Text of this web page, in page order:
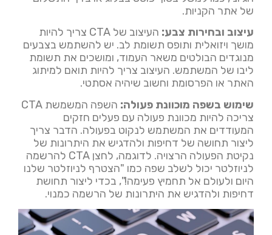
של אתר הקניות.
עיצוב ובחירות צבע:
העיצוב של CTA צריך להיות
מושך ויזואלית ותופס תשומת לב. יש להשתמש בצבעים
מנוגדים הבולטים משאר העמוד, ומושכים את תשומת
ליבו של המשתמש. העיצוב צריך להיות תואם למיתוג
האתר או הפרסומת וחשוב שיהיה אסתטי.
שימוש בשפה מוכוונת פעולה:
השפה המשמשת CTA
צריכה להיות מכוונת פעולה עם פעלים חזקים
המעודדים את המשתמש לנקוט בפעולה. הדבר צריך
ליצור תחושה של דחיפות ולהדגיש את היתרונות של
נקיטת הפעולה הרצויה. לדוגמה, לחצן CTA להרשמה
לניוזלטר יכול לשלב שפה כמו "הצטרף לניוזלטר שלנו
היום ולעולם אל תחמיץ פעימה!", בכדי ליצור תחושת
דחיפות ולהדגיש את היתרונות של הרשמה כמנוי.